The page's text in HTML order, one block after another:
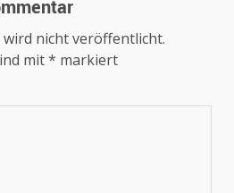
wird nicht veröffentlicht.
mit* markiert